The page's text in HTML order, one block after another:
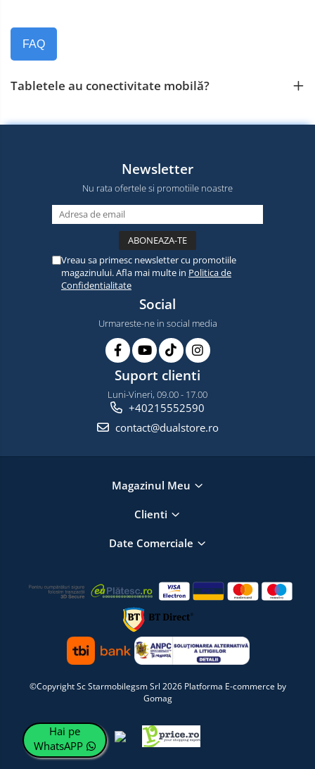
FAQ
Tabletele au conectivitate mobilă?
Newsletter
Nu rata ofertele si promotiile noastre
Vreau sa primesc newsletter cu promotiile
magazinului. Afla mai multe in Politica de
Confidentialitate
Social
Urmareste-ne in social media
Suport clienti
Luni-Vineri, 09.00 - 17.00
+40215552590
contact@dualstore.ro
Magazinul Meu
Clienti
Date Comerciale
©Copyright Sc Starmobilegsm Srl 2026 Platforma E-commerce by
Gomag
Hai pe
WhatsAPP